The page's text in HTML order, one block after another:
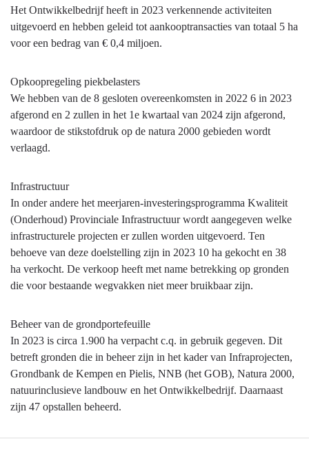
Het Ontwikkelbedrijf heeft in 2023 verkennende activiteiten
uitgevoerd en hebben geleid tot aankooptransacties van totaal 5 ha
voor een bedrag van € 0,4 miljoen.
Opkoopregeling piekbelasters
We hebben van de 8 gesloten overeenkomsten in 2022 6 in 2023
afgerond en 2 zullen in het 1e kwartaal van 2024 zijn afgerond,
waardoor de stikstofdruk op de natura 2000 gebieden wordt
verlaagd.
Infrastructuur
In onder andere het meerjaren-investeringsprogramma Kwaliteit
(Onderhoud) Provinciale Infrastructuur wordt aangegeven welke
infrastructurele projecten er zullen worden uitgevoerd. Ten
behoeve van deze doelstelling zijn in 2023 10 ha gekocht en 38
ha verkocht. De verkoop heeft met name betrekking op gronden
die voor bestaande wegvakken niet meer bruikbaar zijn.
Beheer van de grondportefeuille
In 2023 is circa 1.900 ha verpacht c.q. in gebruik gegeven. Dit
betreft gronden die in beheer zijn in het kader van Infraprojecten,
Grondbank de Kempen en Pielis, NNB (het GOB), Natura 2000,
natuurinclusieve landbouw en het Ontwikkelbedrijf. Daarnaast
zijn 47 opstallen beheerd.